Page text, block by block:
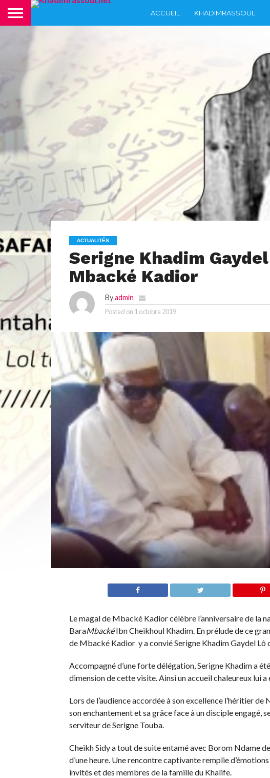
ACCUEIL KHADIMRASSOUL
ACTUALITÉS
Serigne Khadim
Mbacké Kadior
Byadmin
Posted on 1 octobre 2019
Le magal de Mbacké Kadior célèbre l’anniversaire de la
BaraMbackéIbn Cheikhoul Khadim. En prélude de ce
de Mbacké Kadior y a convié Serigne Khadim Gaydel Lô
Accompagné d’une forte délégation, Serigne Khadim a
dimension de cette visite. Ainsi un accueil chaleureux lui
Lors de l’audience accordée à son excellence l’héritier
son enchantement et sa grâce face à un disciple
serviteur de Serigne Touba.
Cheikh Sidy a tout de suite entamé avec Borom Ndame
d’une heure. Une rencontre captivante remplie
invités et des membres de la famille du Khalife.